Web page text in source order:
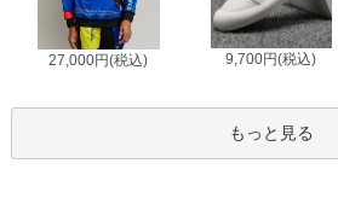
27,000円(税込) 9,700円(税込)
もっと見る